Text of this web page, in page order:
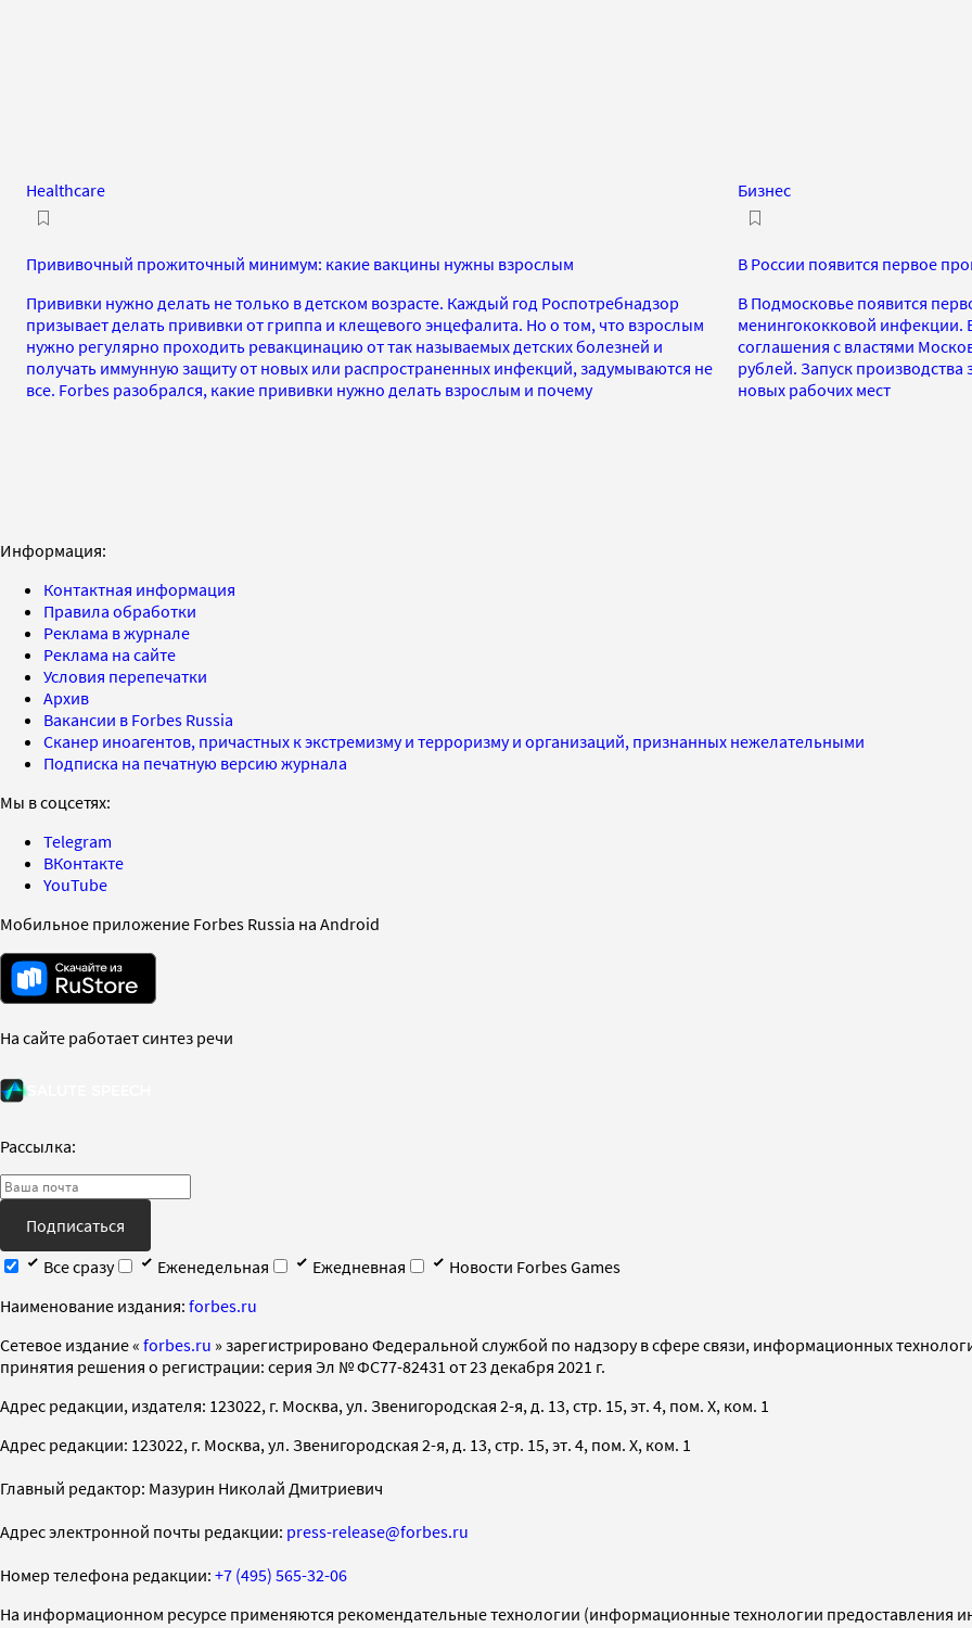
Healthcare
Прививочный прожиточный минимум: какие вакцины нужны взрослым
Прививки нужно делать не только в детском возрасте. Каждый год Роспотребнадзор
призывает делать прививки от гриппа и клещевого энцефалита. Но о том, что взрослым
нужно регулярно проходить ревакцинацию от так называемых детских болезней и
получать иммунную защиту от новых или распространенных инфекций, задумываются не
все. Forbes разобрался, какие прививки нужно делать взрослым и почему
Бизнес
В России появится первое
В Подмосковье появится
менингококковой инфекции.
соглашения с властями
рублей. Запуск производства
новых рабочих мест
Информация:
Контактная информация
Правила обработки
Реклама в журнале
Реклама на сайте
Условия перепечатки
Архив
Вакансии в Forbes Russia
Сканер иноагентов, причастных к экстремизму и терроризму и организаций, признанных нежелательными
Подписка на печатную версию журнала
Мы в соцсетях:
Telegram
ВКонтакте
YouTube
Мобильное приложение Forbes Russia на Android
На сайте работает синтез речи
Рассылка:
Подписаться
Все сразу
Еженедельная Ежедневная
Новости Forbes Games
Наименование издания: forbes.ru
Cетевое издание « forbes.ru » зарегистрировано Федеральной службой по надзору в сфере связи, информационных
принятия решения о регистрации: серия Эл № ФС77-82431 от 23 декабря 2021 г.
Адрес редакции, издателя: 123022, г. Москва, ул. Звенигородская 2-я, д. 13, стр. 15, эт. 4, пом. X, ком. 1
Адрес редакции: 123022, г. Москва, ул. Звенигородская 2-я, д. 13, стр. 15, эт. 4, пом. X, ком. 1
Главный редактор: Мазурин Николай Дмитриевич
Адрес электронной почты редакции: press-release@forbes.ru
Номер телефона редакции: +7 (495) 565-32-06
На информационном ресурсе применяются рекомендательные технологии (информационные технологии предоставления